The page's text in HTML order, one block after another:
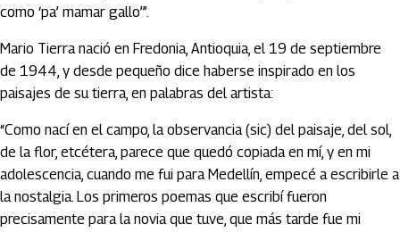
como ‘pa’ mamar gallo’”.
Mario Tierra nació en Fredonia, Antioquia, el 19 de septiembre
de 1944, y desde pequeño dice haberse inspirado en los
paisajes de su tierra, en palabras del artista:
“Como nací en el campo, la observancia (sic) del paisaje, del sol,
de la flor, etcétera, parece que quedó copiada en mí, y en mi
adolescencia, cuando me fui para Medellín, empecé a escribirle a
la nostalgia. Los primeros poemas que escribí fueron
precisamente para la novia que tuve, que más tarde fue mi